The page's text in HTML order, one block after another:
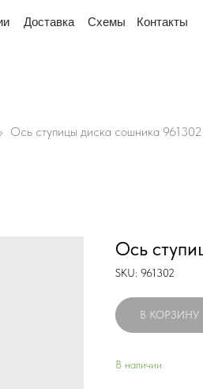
Схемы Контакты
Офис и склад
Ось ступицы диска сошника 961302
Ось
SKU: 961302
В КОРЗИНУ
В наличии